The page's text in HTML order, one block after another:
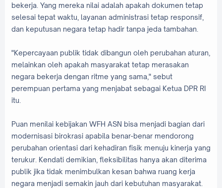
bekerja. Yang mereka nilai adalah apakah dokumen tetap
selesai tepat waktu, layanan administrasi tetap responsif,
dan keputusan negara tetap hadir tanpa jeda tambahan.
"Kepercayaan publik tidak dibangun oleh perubahan aturan,
melainkan oleh apakah masyarakat tetap merasakan
negara bekerja dengan ritme yang sama," sebut
perempuan pertama yang menjabat sebagai Ketua DPR RI
itu.
Puan menilai kebijakan WFH ASN bisa menjadi bagian dari
modernisasi birokrasi apabila benar-benar mendorong
perubahan orientasi dari kehadiran fisik menuju kinerja yang
terukur. Kendati demikian, fleksibilitas hanya akan diterima
publik jika tidak menimbulkan kesan bahwa ruang kerja
negara menjadi semakin jauh dari kebutuhan masyarakat.